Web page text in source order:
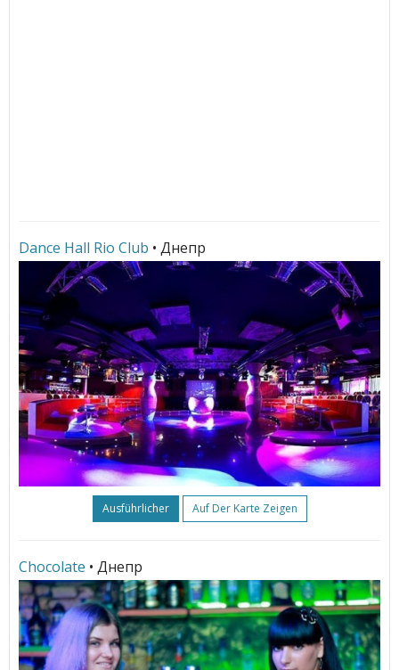
Dance Hall Rio Club • Днепр
Ausführlicher Auf Der Karte Zeigen
Chocolate • Днепр